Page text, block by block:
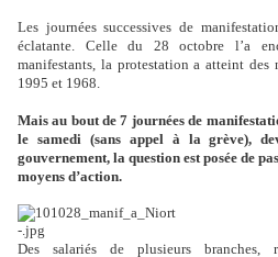
Les journées successives de
éclatante. Celle du 28 octobre l’a
manifestants, la protestation a atteint des
1995 et 1968.
Mais au bout de 7 journées de
le samedi (sans appel à la grève),
gouvernement, la question est posée de
moyens d’action.
Des salariés de plusieurs branches,